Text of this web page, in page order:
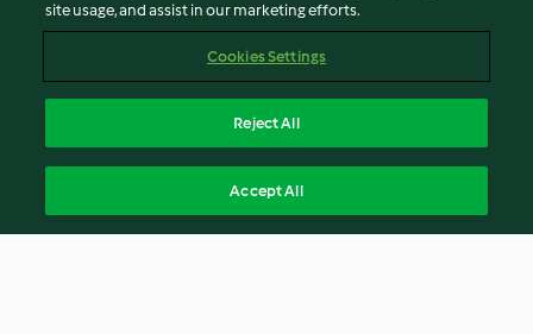
site usage, and assist in our marketing efforts.
Cookies Settings
Reject All
Accept All